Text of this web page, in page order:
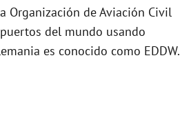
Organización de Aviación Civil
del mundo usando
es conocido como EDDW.